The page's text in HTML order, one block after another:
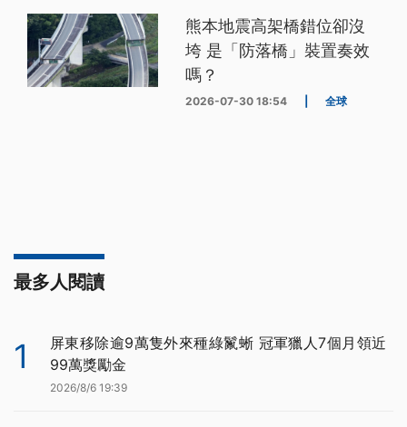
熊本地震高架橋錯位卻沒
垮 是「防落橋」裝置奏效
嗎？
2026-07-30 18:54 全球
最多人閱讀
1
屏東移除逾9萬隻外來種綠鬣蜥 冠軍獵人7個月領近
99萬獎勵金
2026/8/6 19:39